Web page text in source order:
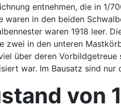
entnehmen, die in
waren in den beiden
waren 1918 leer.
zwei in den unteren
über deren
war. Im Bausatz sind nur
von